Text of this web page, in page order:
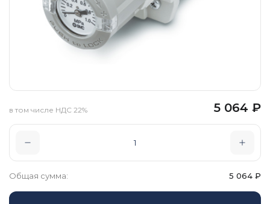
5 064 ₽
в том числе НДС 22%
Общая сумма: 5 064 ₽